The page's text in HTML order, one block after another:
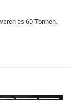
es 60 Tonnen.